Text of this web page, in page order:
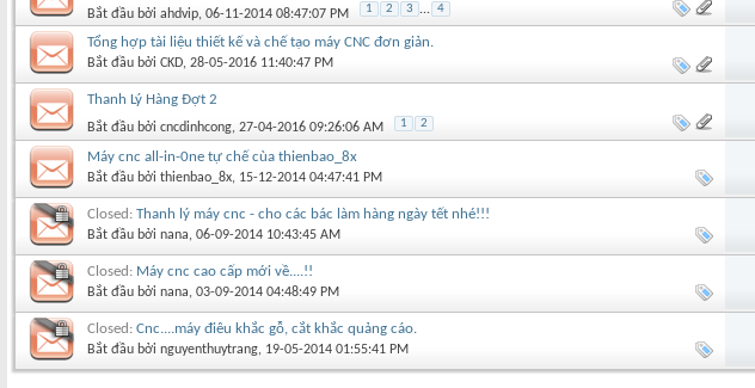
Bắt đầu bởi ahdvip‎, 06-11-2014 08:47:07 PM 1 2 3 ... 4
Tổng hợp tài liệu thiết kế và chế tạo máy CNC đơn giản.
Bắt đầu bởi CKD‎, 28-05-2016 11:40:47 PM
Thanh Lý Hàng Đợt 2
Bắt đầu bởi cncdinhcong‎, 27-04-2016 09:26:06 AM 1 2
Máy cnc all-in-0ne tự chế cùa thienbao_8x
Bắt đầu bởi thienbao_8x‎, 15-12-2014 04:47:41 PM
Closed: Thanh lý máy cnc - cho các bác làm hàng ngày tết nhé!!!
Bắt đầu bởi nana‎, 06-09-2014 10:43:45 AM
Closed: Máy cnc cao cấp mới về....!!
Bắt đầu bởi nana‎, 03-09-2014 04:48:49 PM
Closed: Cnc....máy điêu khắc gỗ, cắt khắc quảng cáo.
Bắt đầu bởi nguyenthuytrang‎, 19-05-2014 01:55:41 PM